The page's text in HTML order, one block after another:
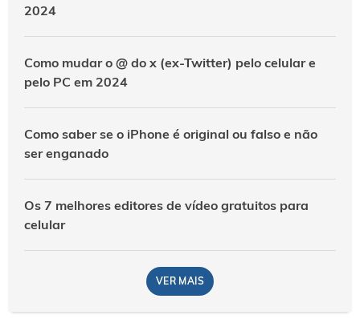
2024
Como mudar o @ do x (ex-Twitter) pelo celular e
pelo PC em 2024
Como saber se o iPhone é original ou falso e não
ser enganado
Os 7 melhores editores de vídeo gratuitos para
celular
VER MAIS